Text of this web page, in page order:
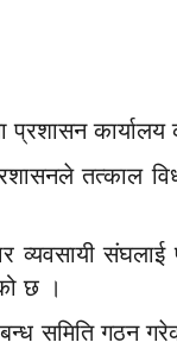
प्रशासन
तत्काल
व्यवसायी
छ ।
समिति गठन